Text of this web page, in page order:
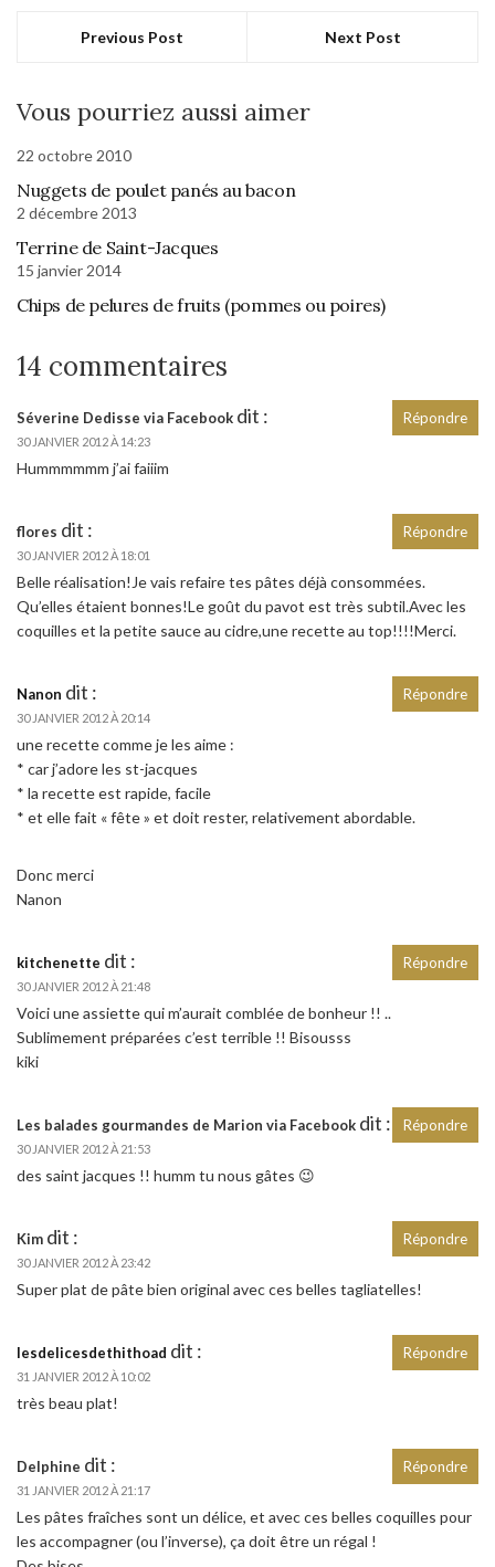
Previous Post Next Post
Vous pourriez aussi aimer
22 octobre 2010
Nuggets de poulet panés au bacon
2 décembre 2013
Terrine de Saint-Jacques
15 janvier 2014
Chips de pelures de fruits (pommes ou poires)
14 commentaires
Séverine Dedisse via Facebook dit :
30 JANVIER 2012 À 14:23
Hummmmmm j’ai faiiim
Répondre
flores dit :
30 JANVIER 2012 À 18:01
Belle réalisation!Je vais refaire tes pâtes déjà consommées.
Qu’elles étaient bonnes!Le goût du pavot est très subtil.Avec les
coquilles et la petite sauce au cidre,une recette au top!!!!Merci.
Répondre
Nanon dit :
30 JANVIER 2012 À 20:14
une recette comme je les aime :
* car j’adore les st-jacques
* la recette est rapide, facile
* et elle fait « fête » et doit rester, relativement abordable.
Donc merci
Nanon
Répondre
kitchenette dit :
30 JANVIER 2012 À 21:48
Voici une assiette qui m’aurait comblée de bonheur !! ..
Sublimement préparées c’est terrible !! Bisousss
kiki
Répondre
Les balades gourmandes de Marion via Facebook dit :
30 JANVIER 2012 À 21:53
des saint jacques !! humm tu nous gâtes 😉
Répondre
Kim dit :
30 JANVIER 2012 À 23:42
Super plat de pâte bien original avec ces belles tagliatelles!
Répondre
lesdelicesdethithoad dit :
31 JANVIER 2012 À 10:02
très beau plat!
Répondre
Delphine dit :
31 JANVIER 2012 À 21:17
Les pâtes fraîches sont un délice, et avec ces belles coquilles pour
les accompagner (ou l’inverse), ça doit être un régal !
Répondre